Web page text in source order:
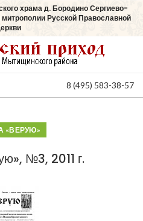
храма д. Бородино Сергиево-
Русской Православной
8 (495) 583-38-57
«ВЕРУЮ»
№3, 2011 г.